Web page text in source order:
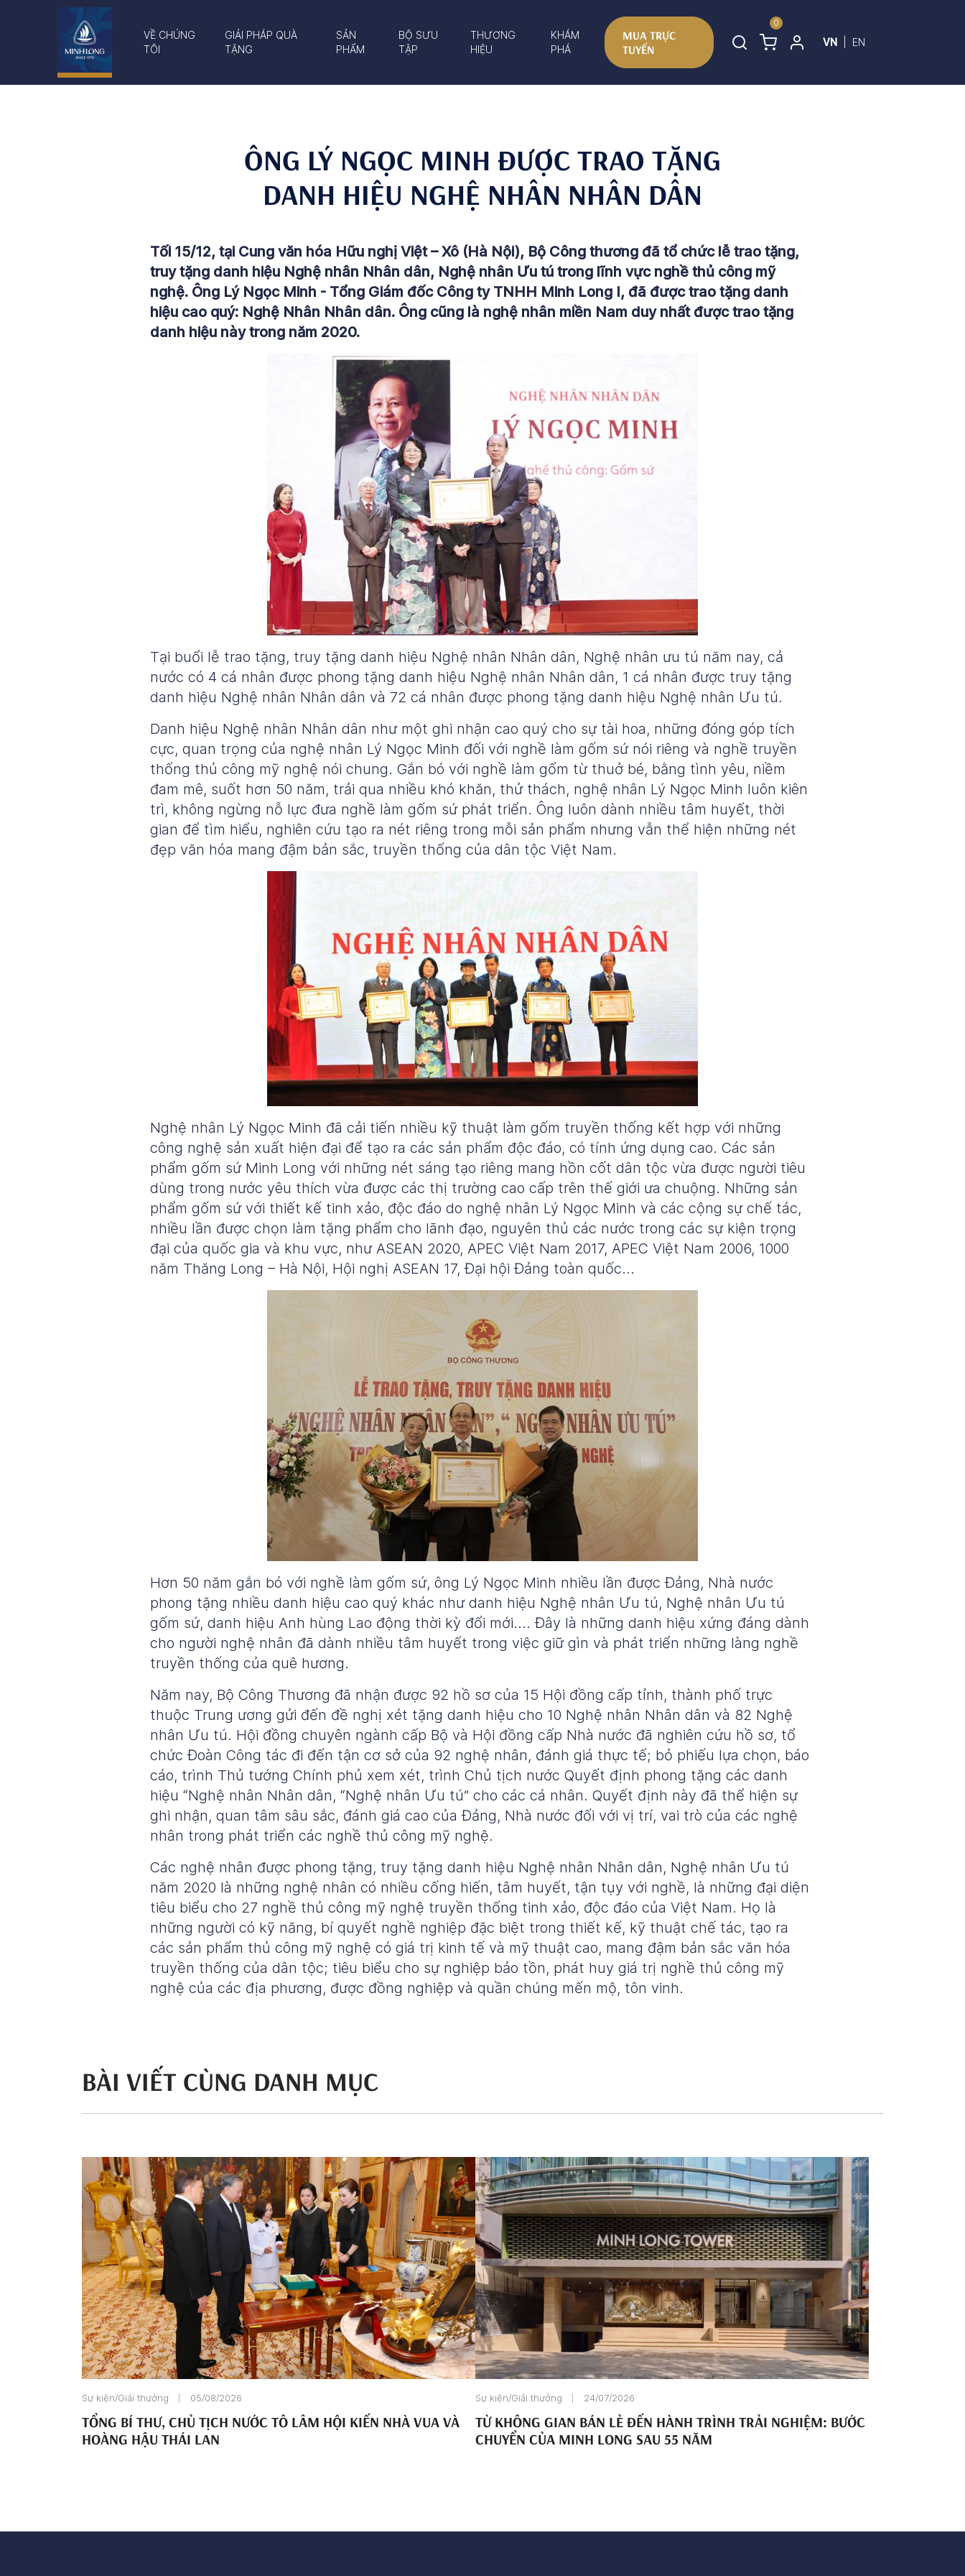
VỀ CHÚNG
TÔI
GIẢI PHÁP QUÀ
TẶNG
SẢN
PHẨM
BỘ SƯU
TẬP
THƯƠNG
HIỆU
KHÁM
PHÁ
MUA TRỰC
TUYẾN
0
VN EN
ÔNG LÝ NGỌC MINH ĐƯỢC TRAO TẶNG
DANH HIỆU NGHỆ NHÂN NHÂN DÂN
Tối 15/12, tại Cung văn hóa Hữu nghị Việt – Xô (Hà Nội), Bộ Công thương đã tổ chức lễ trao tặng,
truy tặng danh hiệu Nghệ nhân Nhân dân, Nghệ nhân Ưu tú trong lĩnh vực nghề thủ công mỹ
nghệ. Ông Lý Ngọc Minh - Tổng Giám đốc Công ty TNHH Minh Long I, đã được trao tặng danh
hiệu cao quý: Nghệ Nhân Nhân dân. Ông cũng là nghệ nhân miền Nam duy nhất được trao tặng
danh hiệu này trong năm 2020.
Tại buổi lễ trao tặng, truy tặng danh hiệu Nghệ nhân Nhân dân, Nghệ nhân ưu tú năm nay, cả
nước có 4 cá nhân được phong tặng danh hiệu Nghệ nhân Nhân dân, 1 cá nhân được truy tặng
danh hiệu Nghệ nhân Nhân dân và 72 cá nhân được phong tặng danh hiệu Nghệ nhân Ưu tú.
Danh hiệu Nghệ nhân Nhân dân như một ghi nhận cao quý cho sự tài hoa, những đóng góp tích
cực, quan trọng của nghệ nhân Lý Ngọc Minh đối với nghề làm gốm sứ nói riêng và nghề truyền
thống thủ công mỹ nghệ nói chung. Gắn bó với nghề làm gốm từ thuở bé, bằng tình yêu, niềm
đam mê, suốt hơn 50 năm, trải qua nhiều khó khăn, thử thách, nghệ nhân Lý Ngọc Minh luôn kiên
trì, không ngừng nỗ lực đưa nghề làm gốm sứ phát triển. Ông luôn dành nhiều tâm huyết, thời
gian để tìm hiểu, nghiên cứu tạo ra nét riêng trong mỗi sản phẩm nhưng vẫn thể hiện những nét
đẹp văn hóa mang đậm bản sắc, truyền thống của dân tộc Việt Nam.
Nghệ nhân Lý Ngọc Minh đã cải tiến nhiều kỹ thuật làm gốm truyền thống kết hợp với những
công nghệ sản xuất hiện đại để tạo ra các sản phẩm độc đáo, có tính ứng dụng cao. Các sản
phẩm gốm sứ Minh Long với những nét sáng tạo riêng mang hồn cốt dân tộc vừa được người tiêu
dùng trong nước yêu thích vừa được các thị trường cao cấp trên thế giới ưa chuộng. Những sản
phẩm gốm sứ với thiết kế tinh xảo, độc đáo do nghệ nhân Lý Ngọc Minh và các cộng sự chế tác,
nhiều lần được chọn làm tặng phẩm cho lãnh đạo, nguyên thủ các nước trong các sự kiện trọng
đại của quốc gia và khu vực, như ASEAN 2020, APEC Việt Nam 2017, APEC Việt Nam 2006, 1000
năm Thăng Long – Hà Nội, Hội nghị ASEAN 17, Đại hội Đảng toàn quốc…
Hơn 50 năm gắn bó với nghề làm gốm sứ, ông Lý Ngọc Minh nhiều lần được Đảng, Nhà nước
phong tặng nhiều danh hiệu cao quý khác như danh hiệu Nghệ nhân Ưu tú, Nghệ nhân Ưu tú
gốm sứ, danh hiệu Anh hùng Lao động thời kỳ đổi mới…. Đây là những danh hiệu xứng đáng dành
cho người nghệ nhân đã dành nhiều tâm huyết trong việc giữ gìn và phát triển những làng nghề
truyền thống của quê hương.
Năm nay, Bộ Công Thương đã nhận được 92 hồ sơ của 15 Hội đồng cấp tỉnh, thành phố trực
thuộc Trung ương gửi đến đề nghị xét tặng danh hiệu cho 10 Nghệ nhân Nhân dân và 82 Nghệ
nhân Ưu tú. Hội đồng chuyên ngành cấp Bộ và Hội đồng cấp Nhà nước đã nghiên cứu hồ sơ, tổ
chức Đoàn Công tác đi đến tận cơ sở của 92 nghệ nhân, đánh giá thực tế; bỏ phiếu lựa chọn, báo
cáo, trình Thủ tướng Chính phủ xem xét, trình Chủ tịch nước Quyết định phong tặng các danh
hiệu “Nghệ nhân Nhân dân, “Nghệ nhân Ưu tú” cho các cá nhân. Quyết định này đã thể hiện sự
ghi nhận, quan tâm sâu sắc, đánh giá cao của Đảng, Nhà nước đối với vị trí, vai trò của các nghệ
nhân trong phát triển các nghề thủ công mỹ nghệ.
Các nghệ nhân được phong tặng, truy tặng danh hiệu Nghệ nhân Nhân dân, Nghệ nhân Ưu tú
năm 2020 là những nghệ nhân có nhiều cống hiến, tâm huyết, tận tụy với nghề, là những đại diện
tiêu biểu cho 27 nghề thủ công mỹ nghệ truyền thống tinh xảo, độc đáo của Việt Nam. Họ là
những người có kỹ năng, bí quyết nghề nghiệp đặc biệt trong thiết kế, kỹ thuật chế tác, tạo ra
các sản phẩm thủ công mỹ nghệ có giá trị kinh tế và mỹ thuật cao, mang đậm bản sắc văn hóa
truyền thống của dân tộc; tiêu biểu cho sự nghiệp bảo tồn, phát huy giá trị nghề thủ công mỹ
nghệ của các địa phương, được đồng nghiệp và quần chúng mến mộ, tôn vinh.
BÀI VIẾT CÙNG DANH MỤC
Sự kiện/Giải thưởng 05/08/2026
TỔNG BÍ THƯ, CHỦ TỊCH NƯỚC TÔ LÂM HỘI KIẾN NHÀ VUA VÀ
HOÀNG HẬU THÁI LAN
Sự kiện/Giải thưởng 24/07/2026
TỪ KHÔNG GIAN BÁN LẺ ĐẾN HÀNH TRÌNH TRẢI NGHIỆM: BƯỚC
CHUYỂN CỦA MINH LONG SAU 55 NĂM